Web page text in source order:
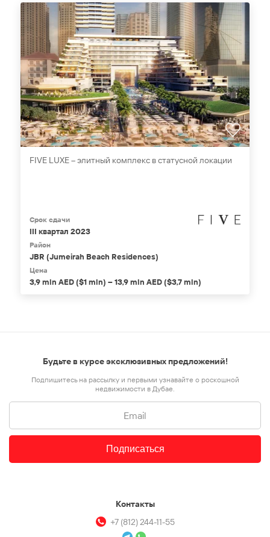
FIVE LUXE – элитный комплекс в статусной локации
Срок сдачи
III квартал 2023
Район
JBR (Jumeirah Beach Residences)
Цена
3,9 mln AED ($1 mln) – 13,9 mln AED ($3,7 mln)
Контакты
+7 (812) 244-11-55
Будьте в курсе эксклюзивных предложений!
Подпишитесь на рассылку и первыми узнавайте о роскошной
недвижимости в Дубае.
Подписаться